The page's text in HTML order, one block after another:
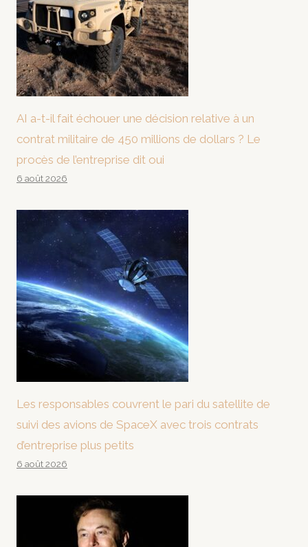
AI a-t-il fait échouer une décision relative à un
contrat militaire de 450 millions de dollars ? Le
procès de l’entreprise dit oui
6 août 2026
Les responsables couvrent le pari du satellite de
suivi des avions de SpaceX avec trois contrats
d’entreprise plus petits
6 août 2026